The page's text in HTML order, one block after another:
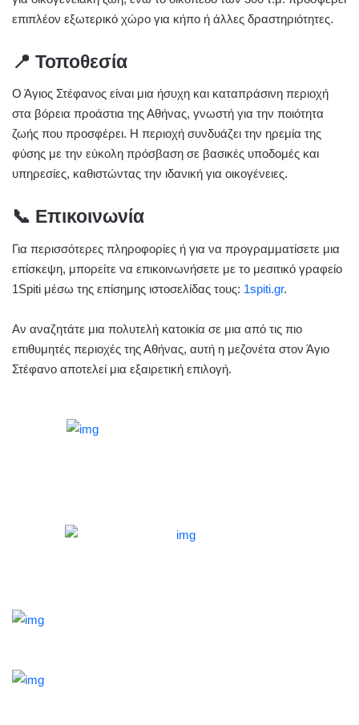
επιπλέον εξωτερικό χώρο για κήπο ή άλλες δραστηριότητες.
📍 Τοποθεσία
Ο Άγιος Στέφανος είναι μια ήσυχη και καταπράσινη περιοχή
στα βόρεια προάστια της Αθήνας, γνωστή για την ποιότητα
ζωής που προσφέρει. Η περιοχή συνδυάζει την ηρεμία της
φύσης με την εύκολη πρόσβαση σε βασικές υποδομές και
υπηρεσίες, καθιστώντας την ιδανική για οικογένειες.
📞 Επικοινωνία
Για περισσότερες πληροφορίες ή για να προγραμματίσετε μια
επίσκεψη, μπορείτε να επικοινωνήσετε με το μεσιτικό γραφείο
1Spiti μέσω της επίσημης ιστοσελίδας τους: 1spiti.gr.
Αν αναζητάτε μια πολυτελή κατοικία σε μια από τις πιο
επιθυμητές περιοχές της Αθήνας, αυτή η μεζονέτα στον Άγιο
Στέφανο αποτελεί μια εξαιρετική επιλογή.